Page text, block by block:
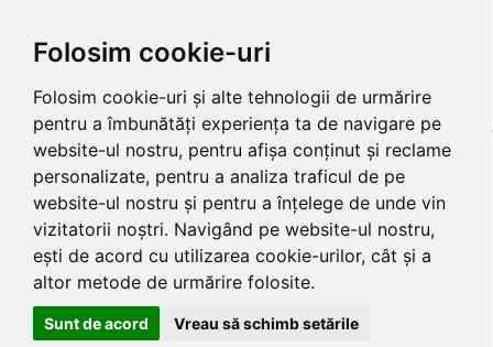
Folosim cookie-uri
Folosim cookie-uri și alte tehnologii de urmărire
pentru a îmbunătăți experiența ta de navigare pe
website-ul nostru, pentru afișa conținut și reclame
personalizate, pentru a analiza traficul de pe
website-ul nostru și pentru a înțelege de unde vin
vizitatorii noștri. Navigând pe website-ul nostru,
ești de acord cu utilizarea cookie-urilor, cât și a
altor metode de urmărire folosite.
Sunt de acord Vreau să schimb setările